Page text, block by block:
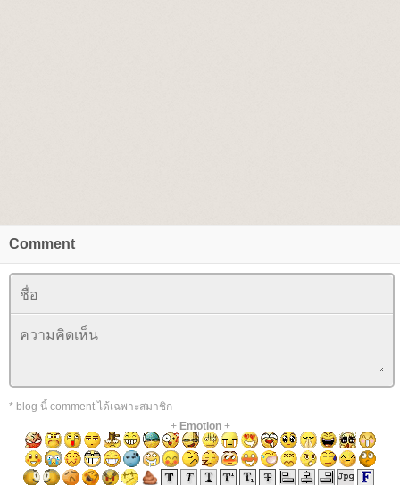
Comment
* blog นี้ comment ได้เฉพาะสมาชิก
+ Emotion+